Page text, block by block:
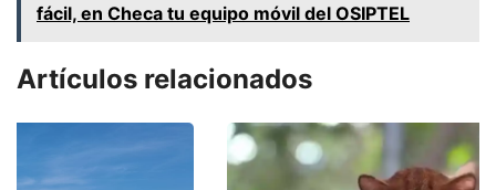
fácil, en Checa tu equipo móvil del OSIPTEL
Artículos relacionados